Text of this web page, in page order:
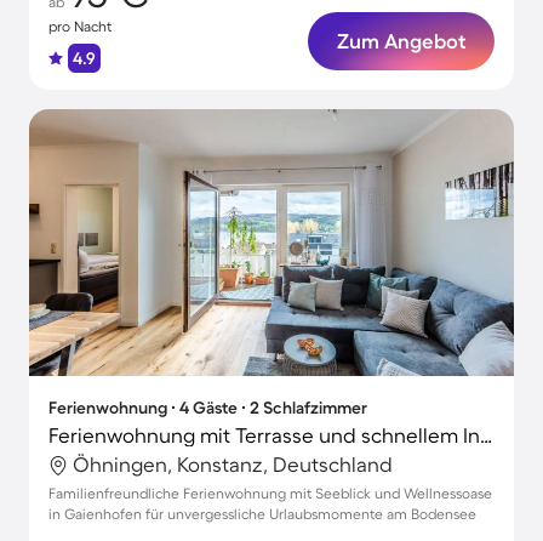
pro Nacht
4.9
Zum Angebot
Ferienwohnung ∙ 4 Gäste ∙ 2 Schlafzimmer
Ferienwohnung mit Terrasse und schnellem Internet | Seeblick
Öhningen, Konstanz, Deutschland
Familienfreundliche Ferienwohnung mit Seeblick und Wellnessoase
in Gaienhofen für unvergessliche Urlaubsmomente am Bodensee